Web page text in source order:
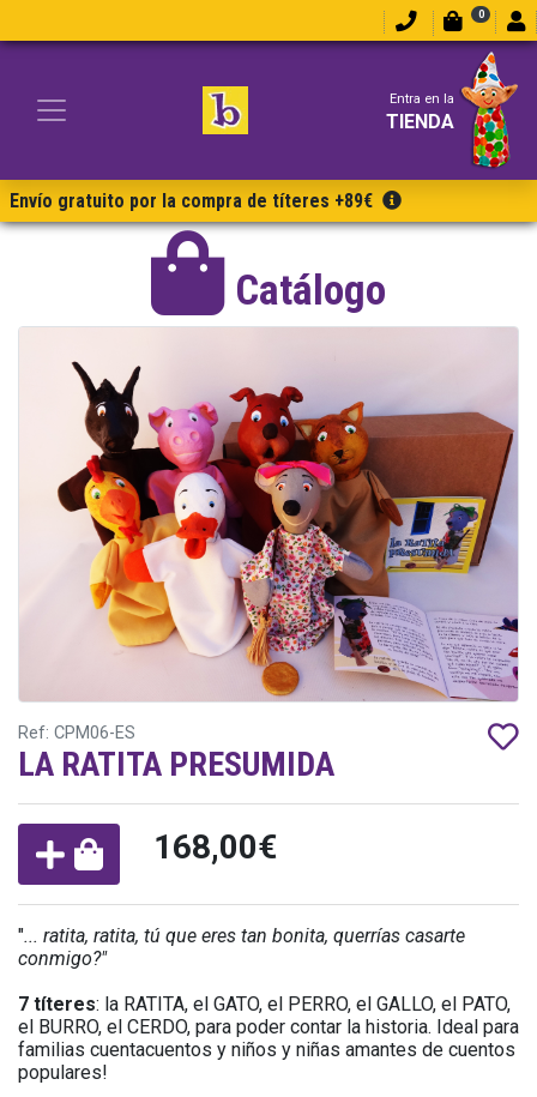
0
Entra en la
TIENDA
Envío gratuito por la compra de títeres +89€
Catálogo
Ref: CPM06-ES
LA RATITA PRESUMIDA
168,00€
"... ratita, ratita, tú que eres tan bonita, querrías casarte
conmigo?"
7 títeres: la RATITA, el GATO, el PERRO, el GALLO, el PATO,
el BURRO, el CERDO, para poder contar la historia. Ideal para
familias cuentacuentos y niños y niñas amantes de cuentos
populares!